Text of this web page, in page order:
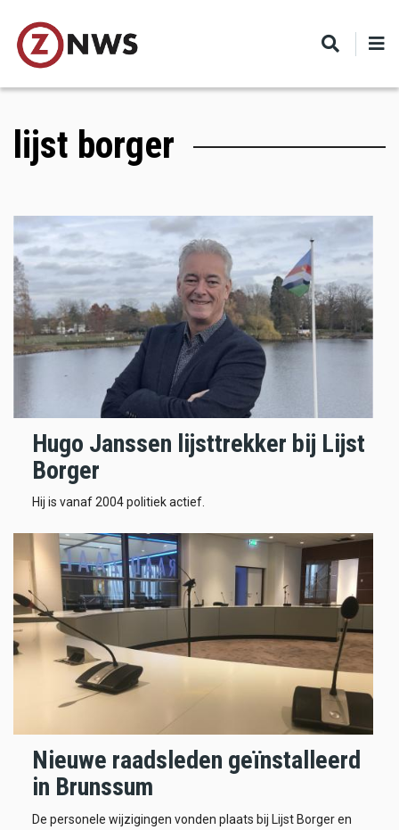
main
content
lijst borger
Hugo Janssen lijsttrekker bij Lijst
Borger
Hij is vanaf 2004 politiek actief.
Nieuwe raadsleden geïnstalleerd
in Brunssum
De personele wijzigingen vonden plaats bij Lijst Borger en